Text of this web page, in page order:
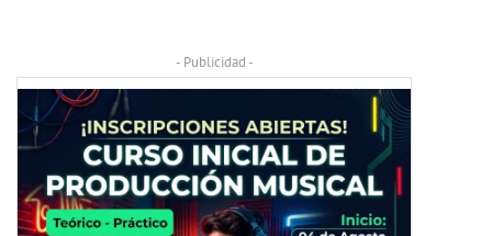
- Publicidad -